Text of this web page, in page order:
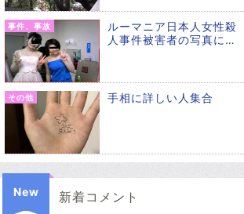
事件、事故
ルーマニア日本人女性殺
人事件被害者の写真に…
その他 手相に詳しい人集合
New 新着コメント